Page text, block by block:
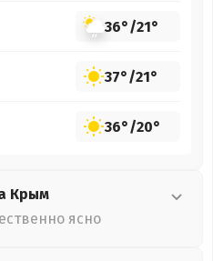
36°/21°
37°/21°
36°/20°
Крым
ясно